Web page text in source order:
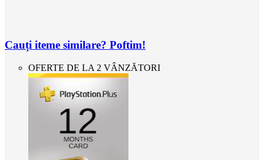
Cauți iteme similare? Poftim!
OFERTE DE LA 2 VÂNZĂTORI